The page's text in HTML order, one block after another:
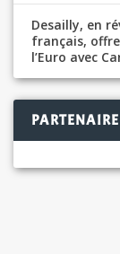
Desailly, en
français,
l’Euro avec
PARTENAIRE